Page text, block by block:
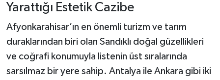
Yarattığı Estetik Cazibe
Afyonkarahisar’ın en önemli turizm ve tarım
duraklarından biri olan Sandıklı doğal güzellikleri
ve coğrafi konumuyla listenin üst sıralarında
sarsılmaz bir yere sahip. Antalya ile Ankara gibi iki